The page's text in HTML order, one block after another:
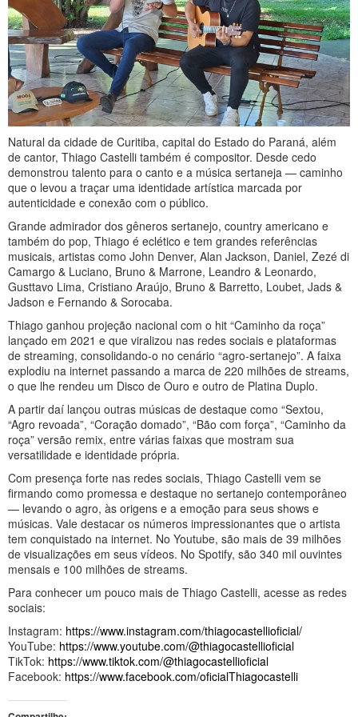
Natural da cidade de Curitiba, capital do Estado do Paraná, além
de cantor, Thiago Castelli também é compositor. Desde cedo
demonstrou talento para o canto e a música sertaneja — caminho
que o levou a traçar uma identidade artística marcada por
autenticidade e conexão com o público.
Grande admirador dos gêneros sertanejo, country americano e
também do pop, Thiago é eclético e tem grandes referências
musicais, artistas como John Denver, Alan Jackson, Daniel, Zezé di
Camargo & Luciano, Bruno & Marrone, Leandro & Leonardo,
Gusttavo Lima, Cristiano Araújo, Bruno & Barretto, Loubet, Jads &
Jadson e Fernando & Sorocaba.
Thiago ganhou projeção nacional com o hit “Caminho da roça”
lançado em 2021 e que viralizou nas redes sociais e plataformas
de streaming, consolidando‑o no cenário “agro‑sertanejo”. A faixa
explodiu na internet passando a marca de 220 milhões de streams,
o que lhe rendeu um Disco de Ouro e outro de Platina Duplo.
A partir daí lançou outras músicas de destaque como “Sextou,
“Agro revoada”, “Coração domado”, “Bão com força”, “Caminho da
roça” versão remix, entre várias faixas que mostram sua
versatilidade e identidade própria.
Com presença forte nas redes sociais, Thiago Castelli vem se
firmando como promessa e destaque no sertanejo contemporâneo
— levando o agro, às origens e a emoção para seus shows e
músicas. Vale destacar os números impressionantes que o artista
tem conquistado na internet. No Youtube, são mais de 39 milhões
de visualizações em seus vídeos. No Spotify, são 340 mil ouvintes
mensais e 100 milhões de streams.
Para conhecer um pouco mais de Thiago Castelli, acesse as redes
sociais:
Instagram: https://www.instagram.com/thiagocastellioficial/
YouTube: https://www.youtube.com/@thiagocastellioficial
TikTok: https://www.tiktok.com/@thiagocastellioficial
Facebook: https://www.facebook.com/oficialThiagocastelli